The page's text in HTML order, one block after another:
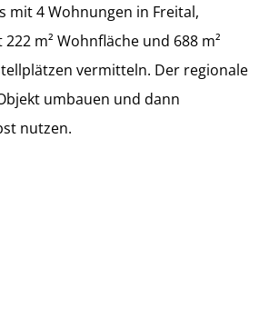
mit 4 Wohnungen in Freital,
m² Wohnfläche und 688 m²
vermitteln. Der regionale
umbauen und dann
nutzen.